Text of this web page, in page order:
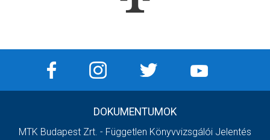
DOKUMENTUMOK
MTK Budapest Zrt. - Független Könyvvizsgálói Jelentés